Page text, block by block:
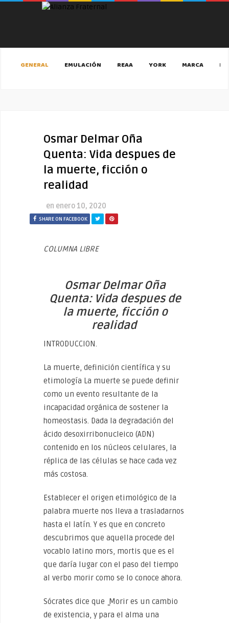
GENERAL EMULACIÓN REAA YORK MARCA
Osmar Delmar Oña
Quenta: Vida despues de
la muerte, ficción o
realidad
en enero 10, 2020
SHARE ON FACEBOOK
COLUMNA LIBRE
Osmar Delmar Oña
Quenta: Vida despues de
la muerte, ficción o
realidad
INTRODUCCION.
La muerte, definición científica y su
etimología La muerte se puede definir
como un evento resultante de la
incapacidad orgánica de sostener la
homeostasis. Dada la degradación del
ácido desoxirribonucleico (ADN)
contenido en los núcleos celulares, la
réplica de las células se hace cada vez
más costosa.
Establecer el origen etimológico de la
palabra muerte nos lleva a trasladarnos
hasta el latín. Y es que en concreto
descubrimos que aquella procede del
vocablo latino mors, mortis que es el
que daría lugar con el paso del tiempo
al verbo morir como se lo conoce ahora.
Sócrates dice que ̳Morir es un cambio
de existencia, y para el alma una